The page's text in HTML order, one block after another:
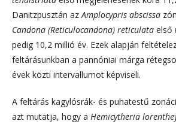
Danitzpusztán az Amplocypris abscissa
Candona (Reticulocandona) reticulata első
pedig 10,2 millió év. Ezek alapján
feltárásunkban a pannóniai márga
évek közti intervallumot képviseli.
A feltárás kagylósrák- és puhatestű
azt mutatja, hogy a Hemicytheria